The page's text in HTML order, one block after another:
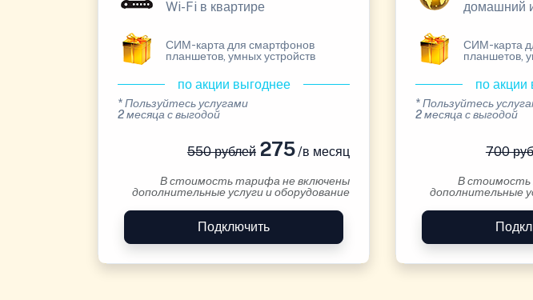
Wi-Fi в квартире
СИМ-карта для смартфонов
планшетов, умных устройств
по акции выгоднее
* Пользуйтесь услугами
2 месяца с выгодой
550 рублей275/в месяц
В стоимость тарифа не включены
дополнительные услуги и оборудование
Подключить
домашний
СИМ-карта
планшетов,
по акции
* Пользуйтесь
2 месяца с выгодой
700
В стоимость
дополнительные